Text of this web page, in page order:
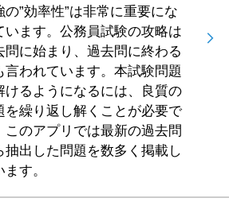
の”効率性”は非常に重要にな
います。公務員試験の攻略は
問に始まり、過去問に終わる
言われています。本試験問題
けるようになるには、良質の
を繰り返し解くことが必要で
このアプリでは最新の過去問
抽出した問題を数多く掲載し
ます。